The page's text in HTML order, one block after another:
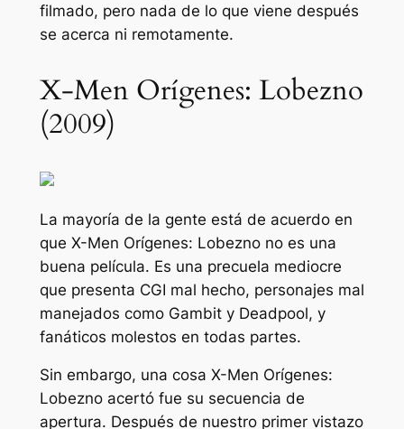
filmado, pero nada de lo que viene después
se acerca ni remotamente.
X-Men Orígenes: Lobezno
(2009)
La mayoría de la gente está de acuerdo en
que X-Men Orígenes: Lobeznono es una
buena película. Es una precuela mediocre
que presenta CGI mal hecho, personajes mal
manejados como Gambit y Deadpool, y
fanáticos molestos en todas partes.
Sin embargo, una cosa X-Men Orígenes:
Lobeznoacertó fue su secuencia de
apertura. Después de nuestro primer vistazo